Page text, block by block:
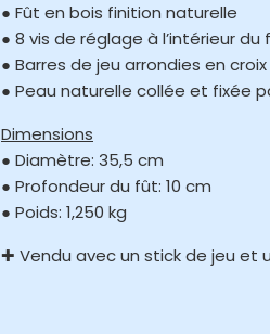
● Fût en bois finition naturelle
● 8 vis de réglage à l’intérieur du
● Barres de jeu arrondies en croix
● Peau naturelle collée et fixée
Dimensions
● Diamètre: 35,5 cm
● Profondeur du fût: 10 cm
● Poids: 1,250 kg
✚ Vendu avec un stick de jeu et